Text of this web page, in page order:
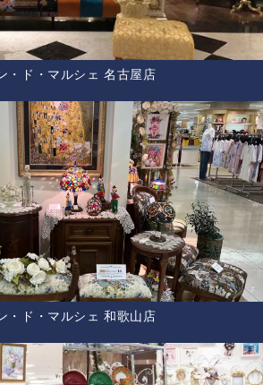
・ド・マルシェ 名古屋店
・ド・マルシェ 和歌山店